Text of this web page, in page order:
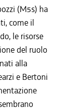
(M5s) ha
come il
le risorse
del ruolo
alla
e Bertoni